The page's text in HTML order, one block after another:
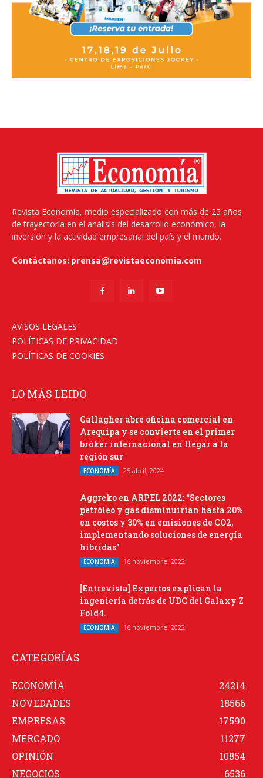
Revista Economía, medio especializado con más de 25 años
de trayectoria en el análisis del desarrollo económico, la
inversión y la actividad empresarial del país y el mundo.
Contáctanos: prensa@revistaeconomia.com
AVISOS LEGALES
POLÍTICAS DE PRIVACIDAD
POLÍTICAS DE COOKIES
LO MÁS LEIDO
Gallagher abre oficina comercial en
Arequipa y se convierte en el primer
bróker internacional en llegar a la
región sur
ECONOMÍA 25 abril, 2024
Aggreko en ARPEL 2022: “Sectores
petróleo y gas disminuirían hasta 20%
en costos y 30% en emisiones de CO2,
implementando soluciones de energía
híbridas”
ECONOMÍA 16 noviembre, 2022
[Entrevista] Expertos explican la
ingeniería detrás de UDC del Galaxy Z
Fold4.
ECONOMÍA 16 noviembre, 2022
CATEGORÍAS
ECONOMÍA
24214
NOVEDADES
18566
EMPRESAS
17590
MERCADO
11277
OPINIÓN
10854
NEGOCIOS
6536